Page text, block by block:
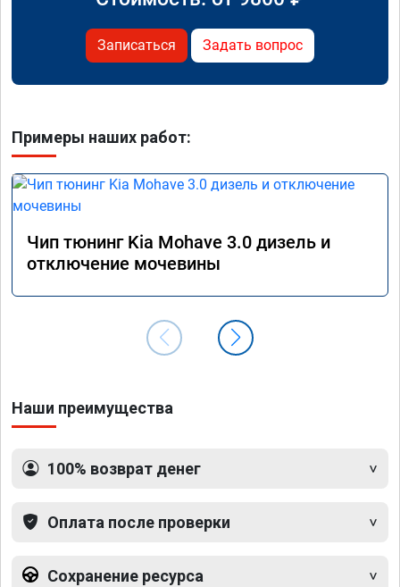
Записаться Задать вопрос
Примеры наших работ:
Чип тюнинг Kia Mohave 3.0 дизель и
отключение мочевины
Наши преимущества
100% возврат денег
Оплата после проверки
Сохранение ресурса